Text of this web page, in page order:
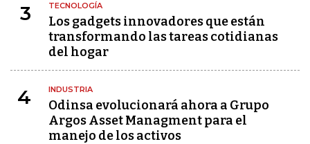
3 TECNOLOGÍA
Los gadgets innovadores que están
transformando las tareas cotidianas
del hogar
4 INDUSTRIA
Odinsa evolucionará ahora a Grupo
Argos Asset Managment para el
manejo de los activos